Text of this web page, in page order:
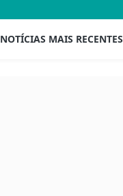
NOTÍCIAS MAIS RECENTES